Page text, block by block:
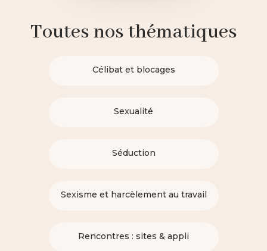
Toutes nos thématiques
Célibat et blocages
Sexualité
Séduction
Sexisme et harcèlement au travail
Rencontres : sites & appli